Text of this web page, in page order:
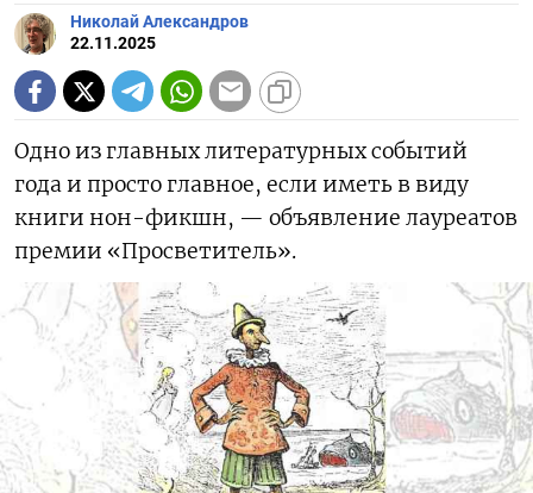
Николай Александров
22.11.2025
Одно из главных литературных событий
года и просто главное, если иметь в виду
книги нон-фикшн, — объявление лауреатов
премии «Просветитель».